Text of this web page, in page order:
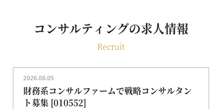
コンサルティングの求人情報
Recruit
2026.08.05
財務系コンサルファームで戦略コンサルタン
ト募集 [010552]